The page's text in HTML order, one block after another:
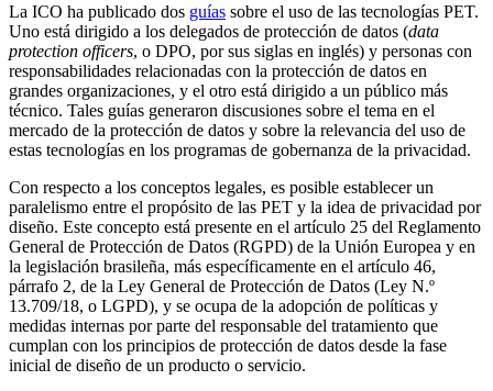
La ICO ha publicado dos guías sobre el uso de las tecnologías PET.
Uno está dirigido a los delegados de protección de datos (data
protection officers, o DPO, por sus siglas en inglés) y personas con
responsabilidades relacionadas con la protección de datos en
grandes organizaciones, y el otro está dirigido a un público más
técnico. Tales guías generaron discusiones sobre el tema en el
mercado de la protección de datos y sobre la relevancia del uso de
estas tecnologías en los programas de gobernanza de la privacidad.
Con respecto a los conceptos legales, es posible establecer un
paralelismo entre el propósito de las PET y la idea de privacidad por
diseño. Este concepto está presente en el artículo 25 del Reglamento
General de Protección de Datos (RGPD) de la Unión Europea y en
la legislación brasileña, más específicamente en el artículo 46,
párrafo 2, de la Ley General de Protección de Datos (Ley N.º
13.709/18, o LGPD), y se ocupa de la adopción de políticas y
medidas internas por parte del responsable del tratamiento que
cumplan con los principios de protección de datos desde la fase
inicial de diseño de un producto o servicio.